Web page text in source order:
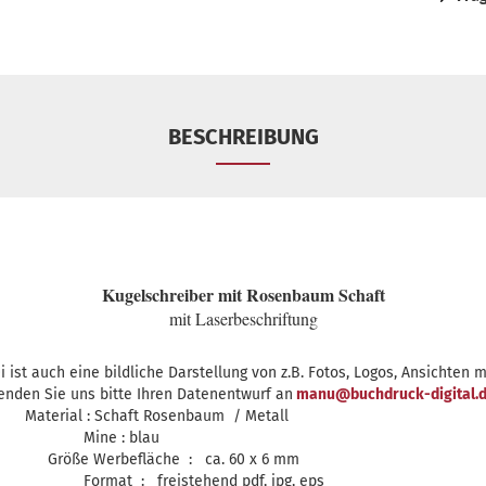
BESCHREIBUNG
Kugelschreiber mit Rosenbaum Schaft
mit Laserbeschriftung
ist auch eine bildliche Darstellung von z.B. Fotos, Logos, Ansichten
Sie uns bitte Ihren Datenentwurf an manu@buchdruck-
Material : Schaft Rosenbaum / Metall
Mine : blau
Größe Werbefläche : ca. 60 x 6 mm
Format : freistehend pdf, jpg, eps